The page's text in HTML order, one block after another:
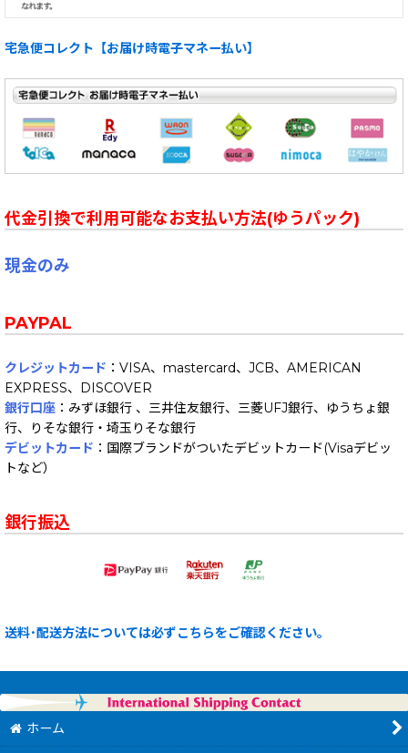
宅急便コレクト【お届け時電子マネー払い】
代金引換で利用可能なお支払い方法(ゆうパック)
現金のみ
PAYPAL
クレジットカード ：VISA、mastercard、JCB、AMERICAN
EXPRESS、DISCOVER
銀行口座 ：みずほ銀行 、三井住友銀行、三菱UFJ銀行、ゆうちょ銀
行、りそな銀行・埼玉りそな銀行
デビットカード ：国際ブランドがついたデビットカード(Visaデビッ
トなど）
銀行振込
送料･配送方法については必ずこちらをご確認ください。
ホーム